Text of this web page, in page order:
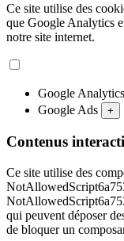
Ce site utilise des
que Google Analytics
notre site internet.
Google Analytics
Google Ads +
Contenus
Ce site utilise des
qui peuvent déposer
de bloquer un